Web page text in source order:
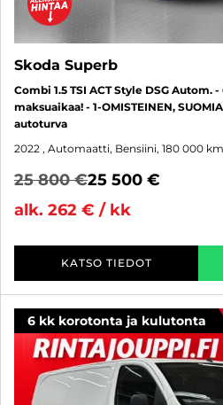
Skoda Superb
Combi 1.5 TSI ACT Style DSG
maksuaikaa! - 1-OMISTEINEN,
autoturva
2022 , Automaatti, Bensiini, 180 000 km
25 800 €25 500 €
alk. 262 € / kk
KATSO TIEDOT
6 kk korotonta ja kulutonta